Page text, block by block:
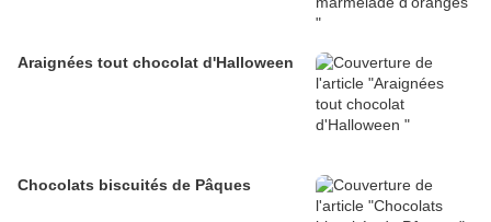
Araignées tout chocolat d'Halloween
Chocolats biscuités de Pâques